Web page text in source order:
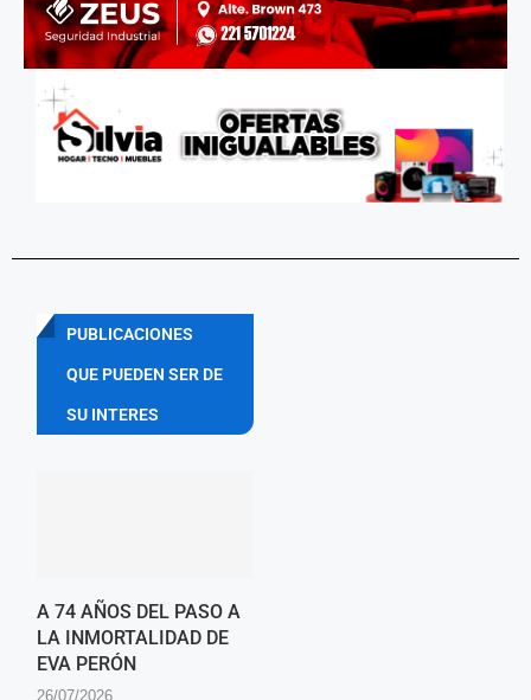
PUBLICACIONES
QUE PUEDEN SER DE
SU INTERES
A 74 AÑOS DEL PASO A
LA INMORTALIDAD DE
EVA PERÓN
26/07/2026